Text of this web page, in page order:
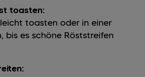
toasten:
leicht toasten oder in einer
bis es schöne Röststreifen